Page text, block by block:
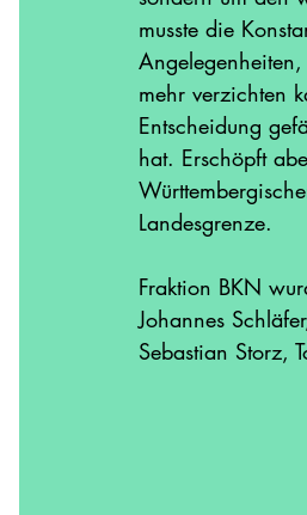
musste die
mehr verzichten
Entscheidung
hat. Erschöpft
Landesgrenze.
Fraktion BKN
Johannes
Sebastian Storz,